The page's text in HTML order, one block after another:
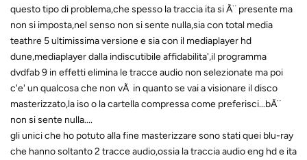
questo tipo di problema,che spesso la traccia ita si Ã¨ presente ma
non si imposta,nel senso non si sente nulla,sia con total media
teathre 5 ultimissima versione e sia con il mediaplayer hd
dune,mediaplayer dalla indiscutibile affidabilita',il programma
dvdfab 9 in effetti elimina le tracce audio non selezionate ma poi
c'e' un qualcosa che non vÃ in quanto se vai a visionare il disco
masterizzato,la iso o la cartella compressa come preferisci...bÃ¨
non si sente nulla....
gli unici che ho potuto alla fine masterizzare sono stati quei blu-ray
che hanno soltanto 2 tracce audio,ossia la traccia audio eng hd e ita